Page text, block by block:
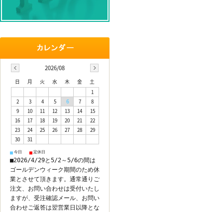
2026/08
日 月 火 水 木 金
土
1
2
3 4 5 6 7
8
9
10 11 12 13 14
15
16
17 18 19 20 21
22
23
24 25 26 27 28
29
30
31
■ 今日 ■ 定休日
■2026/4/29と5/2～5/6の間は
ゴールデンウィーク期間のため休
業とさせて頂きます。通常通りご
注文、お問い合わせは受付いたし
ますが、受注確認メール、お問い
合わせご返答は翌営業日以降とな